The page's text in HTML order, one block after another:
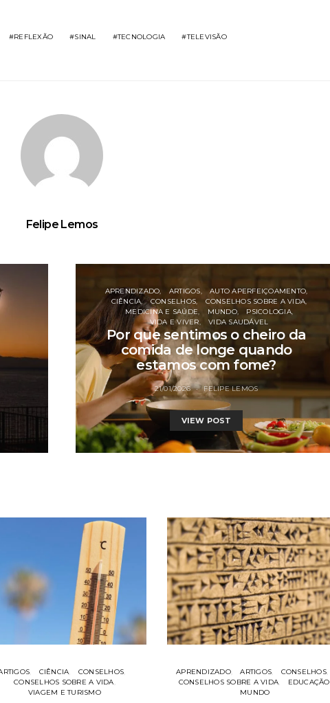
REFLEXÃO SINAL TECNOLOGIA TELEVISÃO
Felipe Lemos
APRENDIZADO ARTIGOS
AUTO APERFEIÇOAMENTO
CIÊNCIA
CONSELHOS
CONSELHOS SOBRE A VIDA
MEDICINA E SAÚDE
MUNDO
PSICOLOGIA
VIDA E VIVER
VIDA SAUDÁVEL
Por que sentimos o cheiro da
comida de longe quando
estamos com fome?
21/01/2026 FELIPE LEMOS
VIEW POST
CIÊNCIA
CONSELHOS
CONSELHOS SOBRE A VIDA
VIAGEM E TURISMO
APRENDIZADO ARTIGOS
CONSELHOS
CONSELHOS SOBRE A VIDA
EDUCAÇÃO
MUNDO